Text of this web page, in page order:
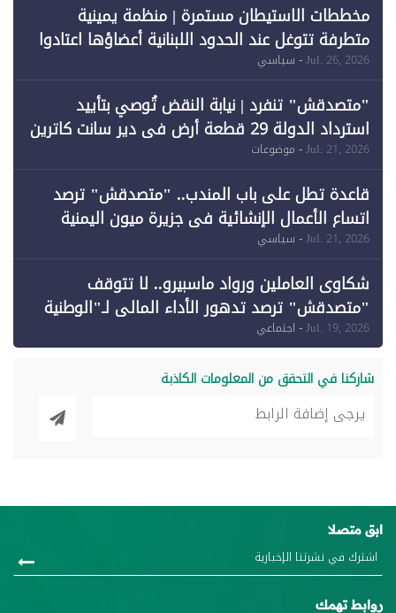
مخططات الاستيطان مستمرة | منظمة يمينية
متطرفة تتوغل عند الحدود اللبنانية أعضاؤها اعتادوا
خرق الحدود
Jul. 26, 2026- سياسي
"متصدقش" تنفرد | نيابة النقض تُوصي بتأييد
استرداد الدولة 29 قطعة أرض في دير سانت كاترين
وقبول طعن الحكومة جزئيًا (1)
Jul. 21, 2026- موضوعات
قاعدة تطل على باب المندب.. "متصدقش" ترصد
اتساع الأعمال الإنشائية في جزيرة ميون اليمنية
Jul. 21, 2026- سياسي
شكاوى العاملين ورواد ماسبيرو.. لا تتوقف
"متصدقش" ترصد تدهور الأداء المالي لـ"الوطنية
للإعلام"
Jul. 19, 2026- اجتماعي
شاركنا في التحقق من المعلومات الكاذبة
ابق متصلا
روابط تهمك